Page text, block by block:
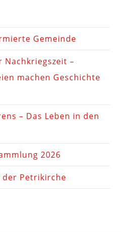
Gemeinde
Nachkriegszeit –
machen Geschichte
– Das Leben in den
2026
Petrikirche